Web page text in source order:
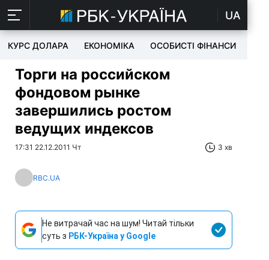
UA
КУРС ДОЛАРА ЕКОНОМІКА ОСОБИСТІ ФІНАНСИ
Торги на российском
фондовом рынке
завершились ростом
ведущих индексов
17:31 22.12.2011 Чт 3 хв
RBC.UA
Не витрачай час на шум! Читай тільки
суть з РБК-Україна у Google